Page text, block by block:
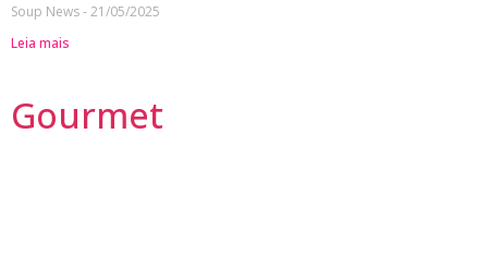
Soup News 21/05/2025
Leia mais
Gourmet